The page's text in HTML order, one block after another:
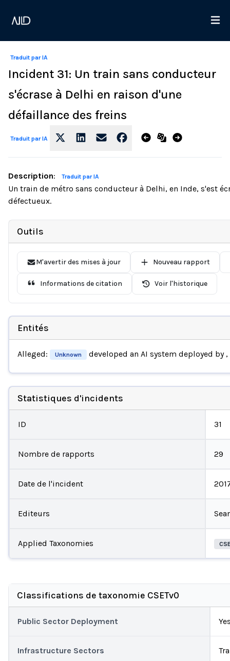
Traduit par IA
Incident 31: Un train sans conducteur
s'écrase à Delhi en raison d'une
défaillance des freins
Traduit par IA
Description: Traduit par IA
Un train de métro sans conducteur à Delhi, en Inde, s'est
défectueux.
Outils
M'avertir des mises à jour Nouveau rapport
Informations de citation Voir l'historique
Entités
Alleged: Unknown developed an AI system deployed by
Statistiques d'incidents
ID 31
Nombre de rapports 29
Date de l'incident
Editeurs
Applied Taxonomies
Classifications de taxonomie CSETv0
Public Sector Deployment
Infrastructure Sectors